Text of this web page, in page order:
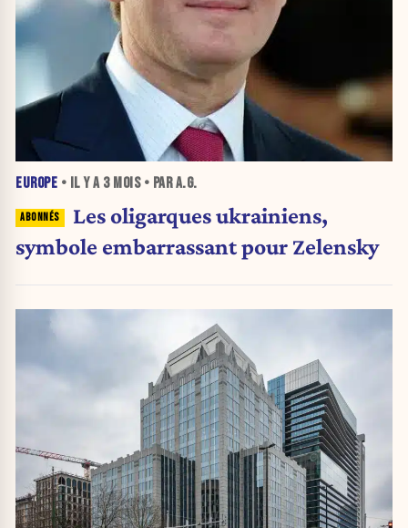
EUROPE • IL Y A 3 MOIS• PAR A.G.
Les oligarques ukrainiens,
symbole embarrassant pour Zelensky